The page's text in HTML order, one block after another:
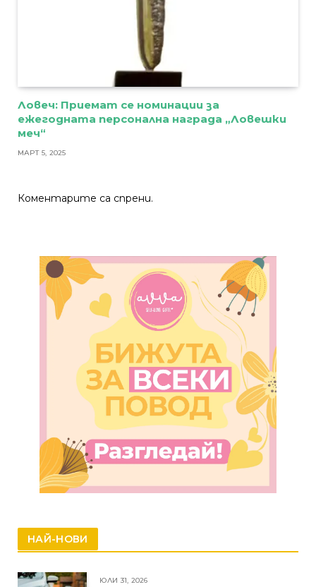
Ловеч: Приемат се номинации за
ежегодната персонална награда „Ловешки
меч“
МАРТ 5, 2025
Коментарите са спрени.
НАЙ-НОВИ
ЮЛИ 31, 2026